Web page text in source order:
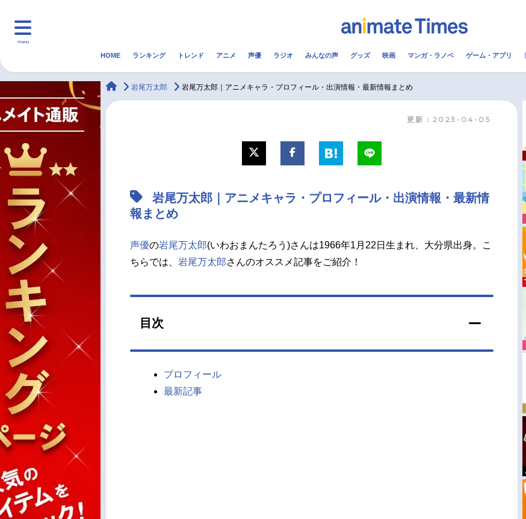
menu
マンガ・ラノベ 2.5次元
声優記事一覧
アニメ映画一覧
男性声優/女性声優一覧
今期アニメ曜日別
夏アニメ
HOME ランキング トレンド アニメ 声優 ラジオ みんなの声 グッズ 映画 マンガ・ラノベ ゲーム・アプリ
animateTimes
岩尾万太郎 岩尾万太郎｜アニメキャラ・プロフィール・出演情報・最新情報まとめ
更新：2023-04-05
岩尾万太郎｜アニメキャラ・プロフィール・出演情報・最新情
報まとめ
声優の岩尾万太郎(いわおまんたろう)さんは1966年1月22日生まれ、大分県出身。こ
ちらでは、 岩尾万太郎さんのオススメ記事をご紹介！
目次
プロフィール
最新記事